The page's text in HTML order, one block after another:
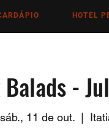
HOTEL
-
sáb., 11 de out.